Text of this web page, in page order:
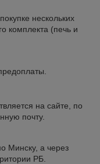
нескольких
комплекта (печь и
на сайте, по
почту.
Минску, а через
РБ.